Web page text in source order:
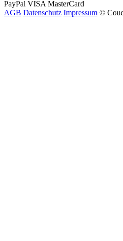
PayPal VISA MasterCard
AGB Datenschutz Impressum ©